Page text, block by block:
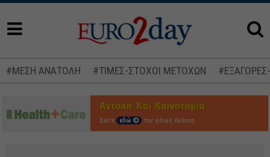
#ΜΕΣΗ ΑΝΑΤΟΛΗ #ΤΙΜΕΣ-ΣΤΟΧΟΙ ΜΕΤΟΧΩΝ
Δείτε εδώ την ειδική έκδοση